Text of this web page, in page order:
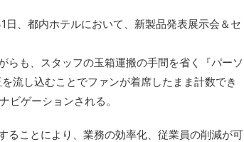
、都内ホテルにおいて、新製品発表展示会＆セ
も、スタッフの玉箱運搬の手間を省く『パーソ
流し込むことでファンが着席したまま計数でき
ビゲーションされる。
ことにより、業務の効率化、従業員の削減が可